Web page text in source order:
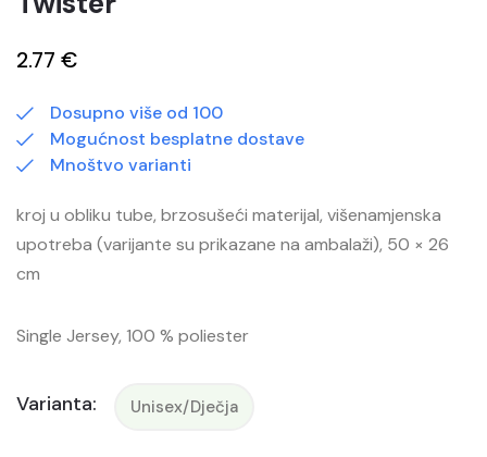
2.77 €
Dosupno više od 100
Mogućnost besplatne dostave
Mnoštvo varianti
kroj u obliku tube, brzosušeći materijal, višenamjenska
upotreba (varijante su prikazane na ambalaži), 50 × 26
cm
Single Jersey, 100 % poliester
Varianta: Unisex/Dječja